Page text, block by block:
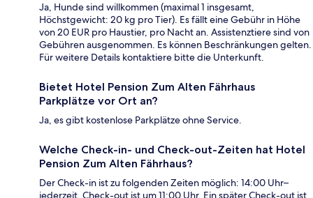
Ja, Hunde sind willkommen (maximal 1 insgesamt,
Höchstgewicht: 20 kg pro Tier). Es fällt eine Gebühr in Höhe
von 20 EUR pro Haustier, pro Nacht an. Assistenztiere sind von
Gebühren ausgenommen. Es können Beschränkungen gelten.
Für weitere Details kontaktiere bitte die Unterkunft.
Bietet Hotel Pension Zum Alten Fährhaus
Parkplätze vor Ort an?
Ja, es gibt kostenlose Parkplätze ohne Service.
Welche Check-in- und Check-out-Zeiten hat Hotel
Pension Zum Alten Fährhaus?
Der Check-in ist zu folgenden Zeiten möglich: 14:00 Uhr–
jederzeit. Check-out ist um 11:00 Uhr. Ein später Check-out ist